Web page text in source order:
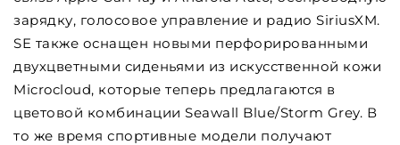
зарядку, голосовое управление и радио SiriusXM.
SE также оснащен новыми перфорированными
двухцветными сиденьями из искусственной кожи
Microcloud, которые теперь предлагаются в
цветовой комбинации Seawall Blue/Storm Grey. В
то же время спортивные модели получают